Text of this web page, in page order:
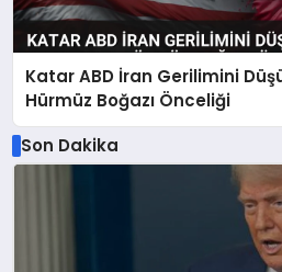
Katar ABD İran Gerilimini
Hürmüz Boğazı Önceliği
Son Dakika